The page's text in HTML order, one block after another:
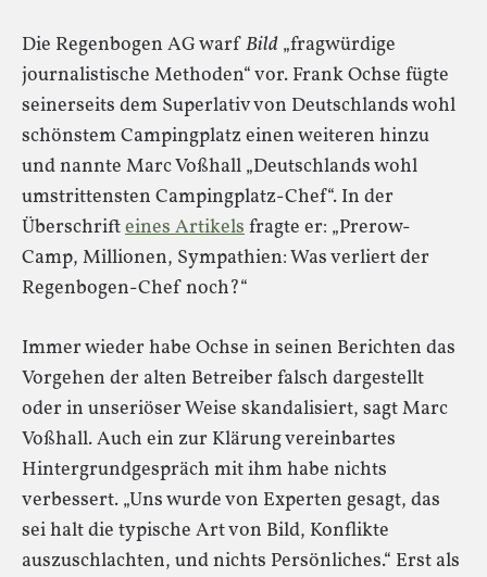
Die Regenbogen AG warfBild „fragwürdige
journalistische Methoden“ vor. Frank Ochse fügte
seinerseits dem Superlativ von Deutschlands wohl
schönstem Campingplatz einen weiteren hinzu
und nannte Marc Voßhall „Deutschlands wohl
umstrittensten Campingplatz-Chef“. In der
Überschrifteines Artikelsfragte er: „Prerow-
Camp, Millionen, Sympathien: Was verliert der
Regenbogen-Chef noch?“
Immer wieder habe Ochse in seinen Berichten das
Vorgehen der alten Betreiber falsch dargestellt
oder in unseriöser Weise skandalisiert, sagt Marc
Voßhall. Auch ein zur Klärung vereinbartes
Hintergrundgespräch mit ihm habe nichts
verbessert. „Uns wurde von Experten gesagt, das
sei halt die typische Art von Bild, Konflikte
auszuschlachten, und nichts Persönliches.“ Erst als